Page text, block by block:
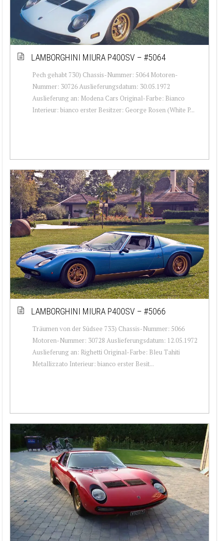
LAMBORGHINI MIURA P400SV – #5064
Pech gehabt 730) Chassis-Nummer: 5064 Motoren-
Nummer: 30726 Auslieferungsdatum: 30.05.1972
Auslieferung an: Modena Cars Original-Farbe: Bianco
Interieur: bianco erster Besitzer: George Rosen (White P...
LAMBORGHINI MIURA P400SV – #5066
Träumen von der Südsee 733) Chassis-Nummer: 5066
Motoren-Nummer: 30728 Auslieferungsdatum: 12.05.1972
Auslieferung an: Righetti Original-Farbe: Bleu Tahiti
Metallizzato Interieur: bianco erster Besit...